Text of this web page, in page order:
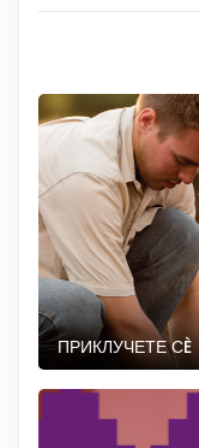
ПРИКЛУЧЕТЕ СÈ